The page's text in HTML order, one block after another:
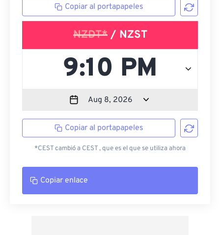
Copiar al portapapeles
NZDT*/ NZST
Copiar al portapapeles
*CEST cambió a CEST , que es el que se utiliza ahora
Copiar enlace